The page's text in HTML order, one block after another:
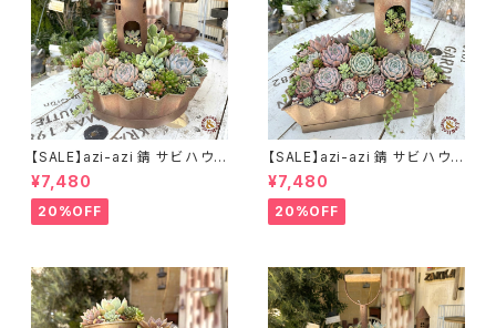
【SALE】azi-azi 錆 サビ ハウス
プランター ラウンド 訳あり 特価
送料無料
¥7,480
20%OFF
【SALE】azi-azi 錆 サビ ハウス
プランター スクエア 訳あり 特
価 送料無料
¥7,480
20%OFF